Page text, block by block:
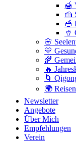
🍯
🍰
🥣
🥤
🌸
💛
🌾
🔥
🌀
🌍
Newsletter
Angebote
Über Mich
Empfehlungen
Verein